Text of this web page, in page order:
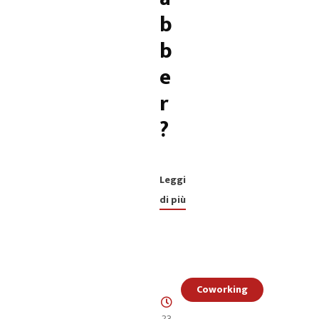
b
b
e
r
?
Leggi
di più
Coworking